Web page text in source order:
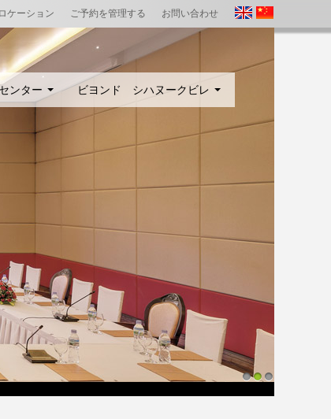
ロケーション ご予約を管理する お問い合わせ
ンター ビヨンド シハヌークビレ